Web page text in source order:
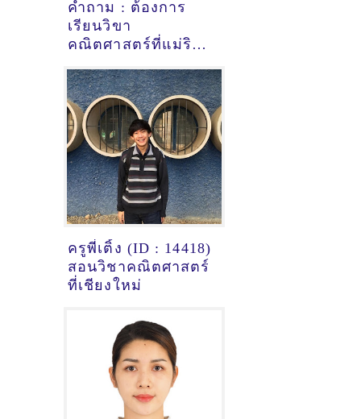
คำถาม : ต้องการ
เรียนวิขา
คณิตศาสตร์ที่แม่ริม
แนะนำครูสอนพิเศษ
ที่นี่
ครูพี่เติ้ง (ID : 14418)
สอนวิชาคณิตศาสตร์
ที่เชียงใหม่